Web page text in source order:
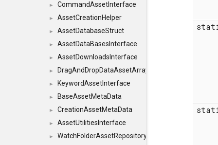
► CommandAssetInterface
► AssetCreationHelper
► AssetDatabaseStruct
► AssetDataBasesInterface
► AssetDownloadsInterface
► DragAndDropDataAssetArray
► KeywordAssetInterface
► BaseAssetMetaData
► CreationAssetMetaData
► AssetUtilitiesInterface
► WatchFolderAssetRepositoryInterface